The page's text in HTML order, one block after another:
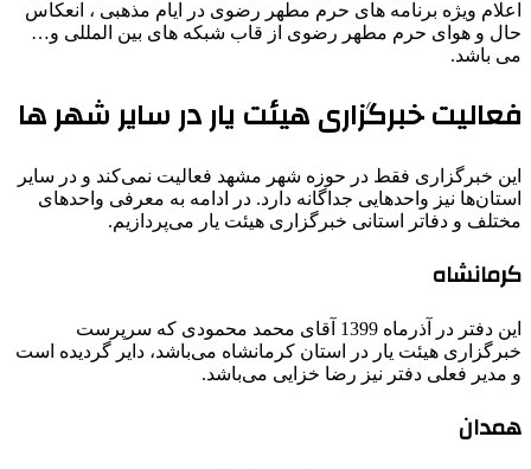
اعلام ویژه برنامه های حرم مطهر رضوی در ایام مذهبی ، انعکاس
حال و هوای حرم مطهر رضوی از قاب شبکه های بین المللی و…
می باشد.
فعالیتخبرگزاری هیئت یار در سایر شهر ها
این خبرگزاری فقط در حوزه شهر مشهد فعالیت نمی‌کند و در سایر
استان‌ها نیز واحدهایی جداگانه دارد. در ادامه به معرفی واحدهای
مختلف و دفاتر استانی خبرگزاری هیئت یار می‌پردازیم.
کرمانشاه
این دفتر در آذرماه 1399 آقای محمد محمودی که سرپرست
خبرگزاری هیئت یار در استان کرمانشاه می‌باشد، دایر گردیده است
و مدیر فعلی دفتر نیز رضا خزایی می‌باشد.
همدان